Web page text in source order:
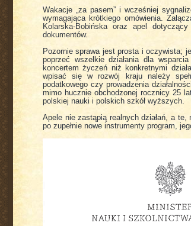
Wakacje „za pasem” i wcześniej
wymagająca krótkiego omówienia.
Kolarska-Bobińska oraz apel
dokumentów.
Pozornie sprawa jest prosta i oczywista;
poprzeć wszelkie działania dla
koncertem życzeń niż konkretnymi
wpisać się w rozwój kraju należy
podatkowego czy prowadzenia
mimo hucznie obchodzonej rocznicy 25
polskiej nauki i polskich szkół wyższych.
Apele nie zastąpią realnych działań, a
po zupełnie nowe instrumenty program,